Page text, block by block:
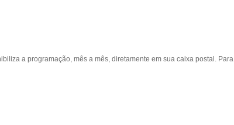
a programação, mês a mês, diretamente em sua caixa postal. Para